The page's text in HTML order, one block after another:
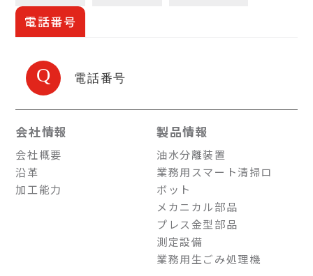
電話番号
Q 電話番号
会社情報
会社概要
沿革
加工能力
製品情報
油水分離装置
業務用スマート清掃ロ
ボット
メカニカル部品
プレス金型部品
測定設備
業務用生ごみ処理機